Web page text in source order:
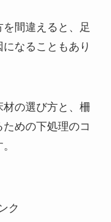
間違えると、足
なることもあり
の選び方と、柵
めの下処理のコ
ク